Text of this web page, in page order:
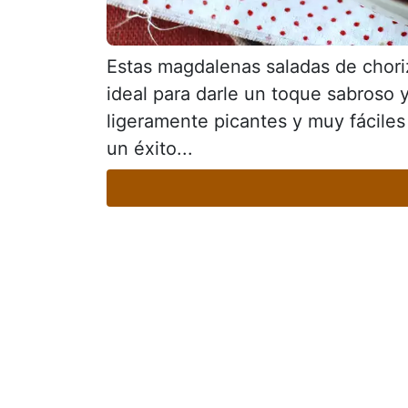
Estas magdalenas saladas de
ideal para darle un toque sabroso
ligeramente picantes y muy
un éxito...